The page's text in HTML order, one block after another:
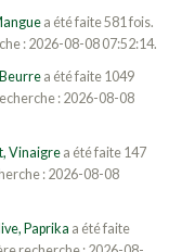
a été faite 581 fois.
: 2026-08-08 07:52:14.
a été faite 1049
: 2026-08-08
Vinaigrea été faite 147
: 2026-08-08
Paprika a été faite